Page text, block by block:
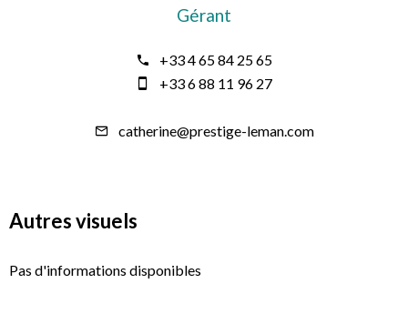
Gérant
+33 4 65 84 25 65
+33 6 88 11 96 27
catherine@prestige-leman.com
Autres visuels
Pas d'informations disponibles